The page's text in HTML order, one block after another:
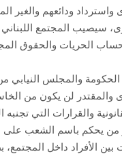
ودائعهم والغير
سيصيب المجتمع
الحريات والحقوق
والمجلس النيابي
والمقتدر لن يكون من
والقرارات التي
من يحكم باسم الشعب على
الأفراد داخل